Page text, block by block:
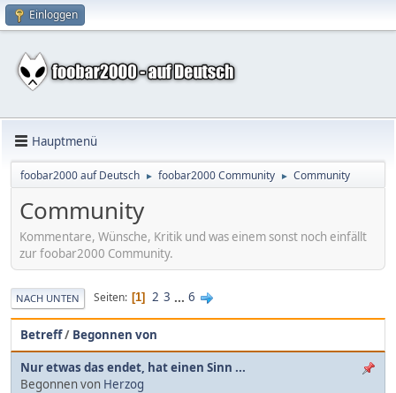
Einloggen
Hauptmenü
foobar2000 auf Deutsch ► foobar2000 Community ► Community
Community
Kommentare, Wünsche, Kritik und was einem sonst noch einfällt
zur foobar2000 Community.
NACH UNTEN Seiten 1 2 3 ... 6
Betreff/ Begonnen von
Nur etwas das endet, hat einen Sinn ...
Begonnen von Herzog